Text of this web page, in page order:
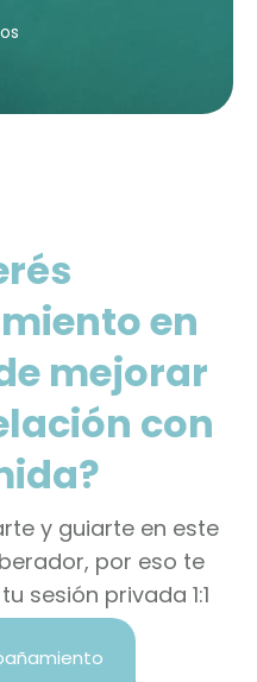
en
mejorar
con
y guiarte en este
por eso te
sesión privada 1:1